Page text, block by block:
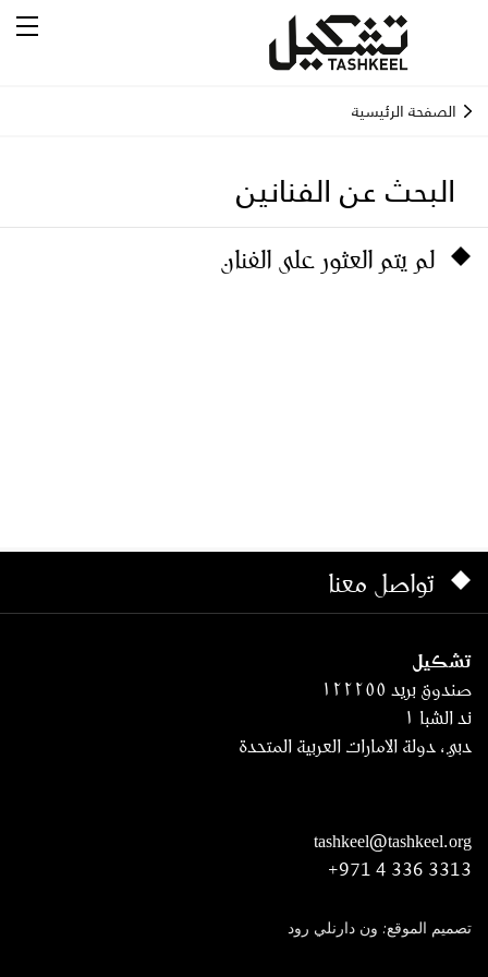
الصفحة الرئيسية
البحث عن الفنانين
لم يتم العثور على الفنان
تواصل معنا
تشكيل
صندوق بريد ١٢٢٢٥٥
ند الشبا ١
دبي، دولة الامارات العربية المتحدة
tashkeel@tashkeel.org
+971 4 336 3313
تصميم الموقع: ون دارنلي رود